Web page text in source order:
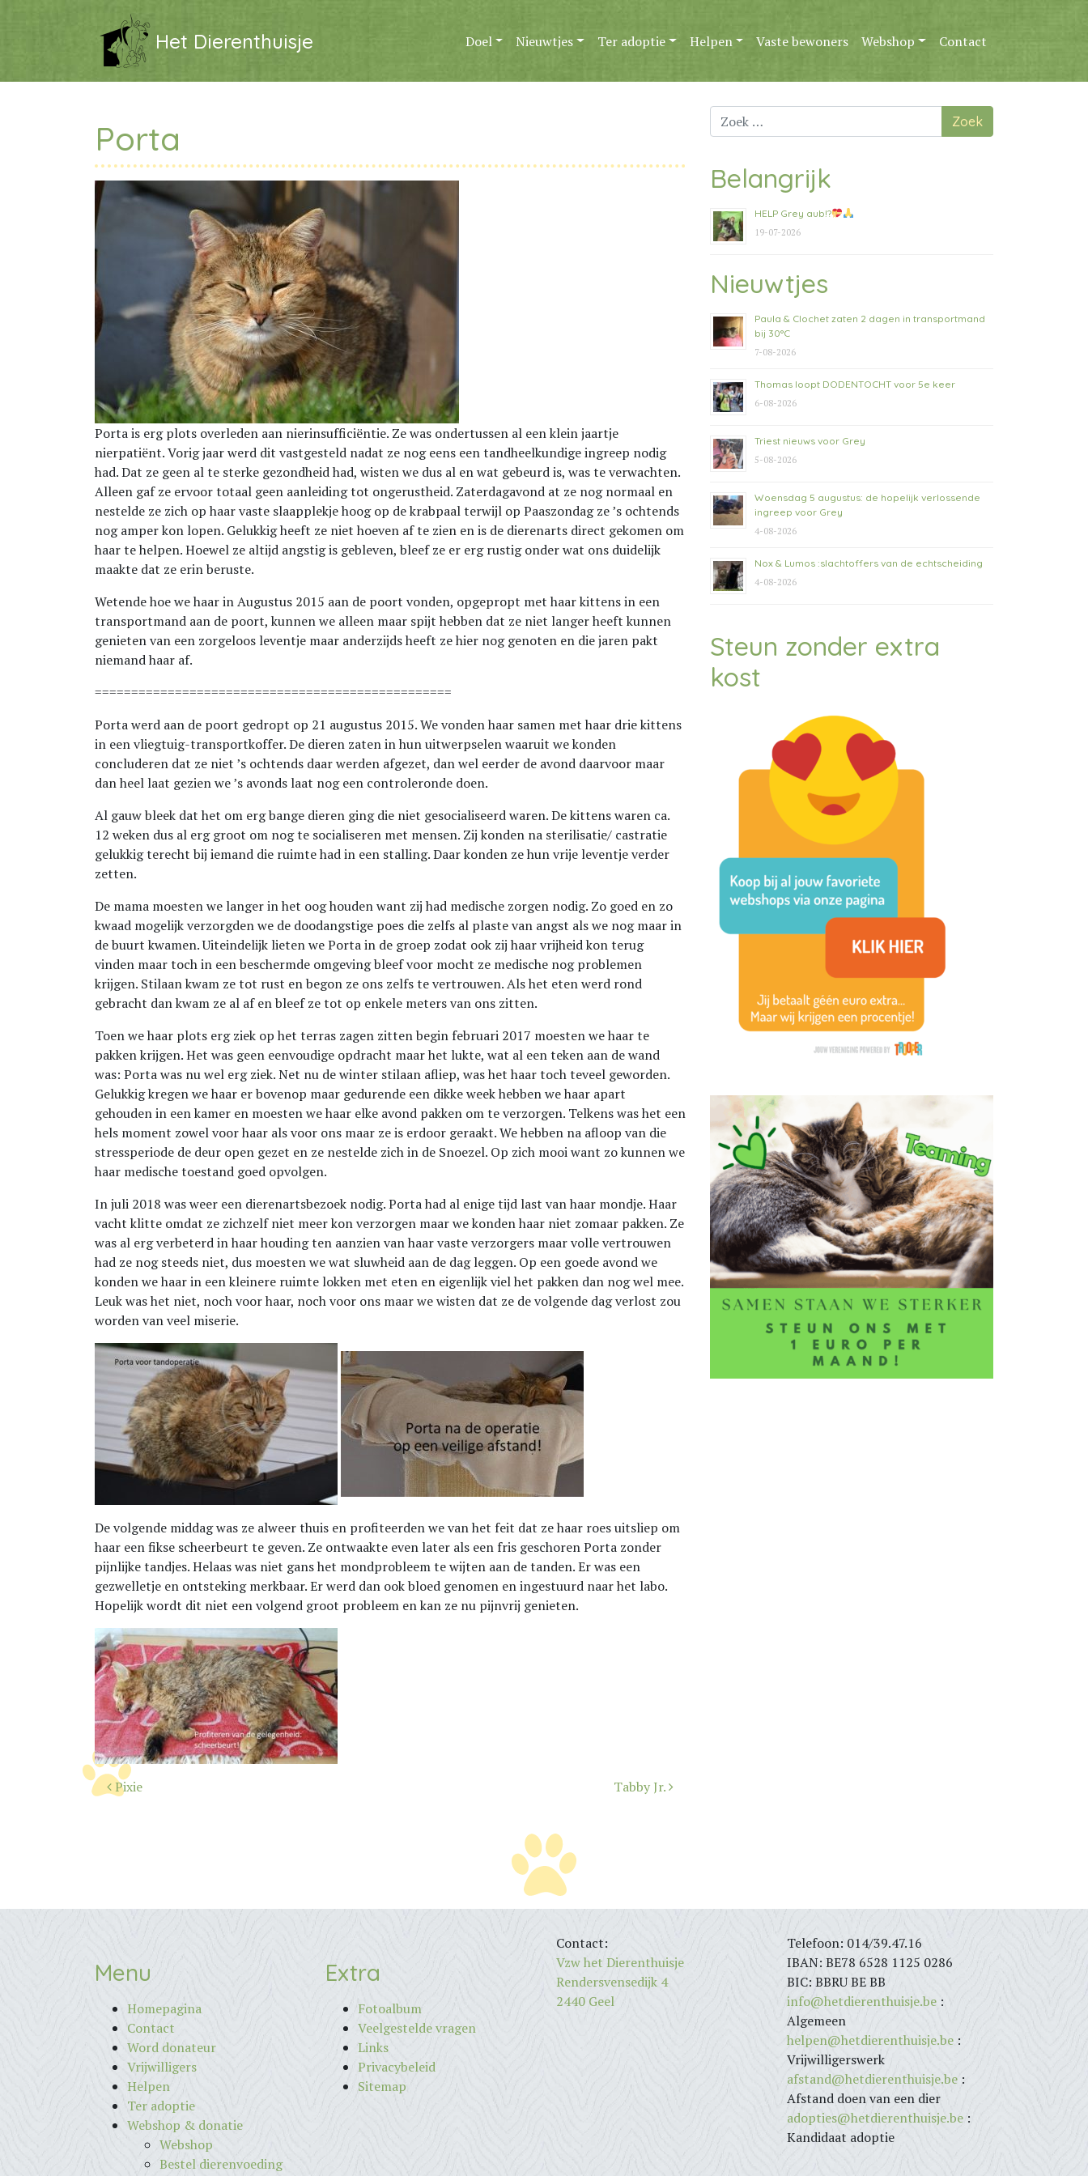
Het Dierenthuisje Doel Nieuwtjes Ter adoptie Helpen Vaste bewoners Webshop Contact
Porta
Porta is erg plots overleden aan nierinsufficiëntie. Ze was ondertussen al een klein jaartje
nierpatiënt. Vorig jaar werd dit vastgesteld nadat ze nog eens een tandheelkundige ingreep nodig
had. Dat ze geen al te sterke gezondheid had, wisten we dus al en wat gebeurd is, was te verwachten.
Alleen gaf ze ervoor totaal geen aanleiding tot ongerustheid. Zaterdagavond at ze nog normaal en
nestelde ze zich op haar vaste slaapplekje hoog op de krabpaal terwijl op Paaszondag ze ’s ochtends
nog amper kon lopen. Gelukkig heeft ze niet hoeven af te zien en is de dierenarts direct gekomen om
haar te helpen. Hoewel ze altijd angstig is gebleven, bleef ze er erg rustig onder wat ons duidelijk
maakte dat ze erin beruste.
Wetende hoe we haar in Augustus 2015 aan de poort vonden, opgepropt met haar kittens in een
transportmand aan de poort, kunnen we alleen maar spijt hebben dat ze niet langer heeft kunnen
genieten van een zorgeloos leventje maar anderzijds heeft ze hier nog genoten en die jaren pakt
niemand haar af.
=================================================
Porta werd aan de poort gedropt op 21 augustus 2015. We vonden haar samen met haar drie kittens
in een vliegtuig-transportkoffer. De dieren zaten in hun uitwerpselen waaruit we konden
concluderen dat ze niet ’s ochtends daar werden afgezet, dan wel eerder de avond daarvoor maar
dan heel laat gezien we ’s avonds laat nog een controleronde doen.
Al gauw bleek dat het om erg bange dieren ging die niet gesocialiseerd waren. De kittens waren ca.
12 weken dus al erg groot om nog te socialiseren met mensen. Zij konden na sterilisatie/ castratie
gelukkig terecht bij iemand die ruimte had in een stalling. Daar konden ze hun vrije leventje verder
zetten.
De mama moesten we langer in het oog houden want zij had medische zorgen nodig. Zo goed en zo
kwaad mogelijk verzorgden we de doodangstige poes die zelfs al plaste van angst als we nog maar in
de buurt kwamen. Uiteindelijk lieten we Porta in de groep zodat ook zij haar vrijheid kon terug
vinden maar toch in een beschermde omgeving bleef voor mocht ze medische nog problemen
krijgen. Stilaan kwam ze tot rust en begon ze ons zelfs te vertrouwen. Als het eten werd rond
gebracht dan kwam ze al af en bleef ze tot op enkele meters van ons zitten.
Toen we haar plots erg ziek op het terras zagen zitten begin februari 2017 moesten we haar te
pakken krijgen. Het was geen eenvoudige opdracht maar het lukte, wat al een teken aan de wand
was: Porta was nu wel erg ziek. Net nu de winter stilaan afliep, was het haar toch teveel geworden.
Gelukkig kregen we haar er bovenop maar gedurende een dikke week hebben we haar apart
gehouden in een kamer en moesten we haar elke avond pakken om te verzorgen. Telkens was het een
hels moment zowel voor haar als voor ons maar ze is erdoor geraakt. We hebben na afloop van die
stressperiode de deur open gezet en ze nestelde zich in de Snoezel. Op zich mooi want zo kunnen we
haar medische toestand goed opvolgen.
In juli 2018 was weer een dierenartsbezoek nodig. Porta had al enige tijd last van haar mondje. Haar
vacht klitte omdat ze zichzelf niet meer kon verzorgen maar we konden haar niet zomaar pakken. Ze
was al erg verbeterd in haar houding ten aanzien van haar vaste verzorgers maar volle vertrouwen
had ze nog steeds niet, dus moesten we wat sluwheid aan de dag leggen. Op een goede avond we
konden we haar in een kleinere ruimte lokken met eten en eigenlijk viel het pakken dan nog wel mee.
Leuk was het niet, noch voor haar, noch voor ons maar we wisten dat ze de volgende dag verlost zou
worden van veel miserie.
De volgende middag was ze alweer thuis en profiteerden we van het feit dat ze haar roes uitsliep om
haar een fikse scheerbeurt te geven. Ze ontwaakte even later als een fris geschoren Porta zonder
pijnlijke tandjes. Helaas was niet gans het mondprobleem te wijten aan de tanden. Er was een
gezwelletje en ontsteking merkbaar. Er werd dan ook bloed genomen en ingestuurd naar het labo.
Hopelijk wordt dit niet een volgend groot probleem en kan ze nu pijnvrij genieten.
Bericht
navigatie
Pixie Tabby Jr.
Zoek
naar:
Belangrijk
HELP Grey aub!?
19-07-2026
Nieuwtjes
Paula & Clochet zaten 2 dagen in transportmand
bij 30°C
7-08-2026
Thomas loopt DODENTOCHT voor 5e keer
6-08-2026
Triest nieuws voor Grey
5-08-2026
Woensdag 5 augustus: de hopelijk verlossende
ingreep voor Grey
4-08-2026
Nox & Lumos :slachtoffers van de echtscheiding
4-08-2026
Steun zonder extra
kost
Menu
Homepagina
Contact
Word donateur
Vrijwilligers
Helpen
Ter adoptie
Webshop & donatie
Webshop
Bestel dierenvoeding
Extra
Fotoalbum
Veelgestelde vragen
Links
Privacybeleid
Sitemap
Contact:
Vzw het Dierenthuisje
Rendersvensedijk 4
2440 Geel
Telefoon: 014/39.47.16
IBAN: BE78 6528 1125 0286
BIC: BBRU BE BB
info@hetdierenthuisje.be :
Algemeen
helpen@hetdierenthuisje.be :
Vrijwilligerswerk
afstand@hetdierenthuisje.be :
Afstand doen van een dier
adopties@hetdierenthuisje.be :
Kandidaat adoptie